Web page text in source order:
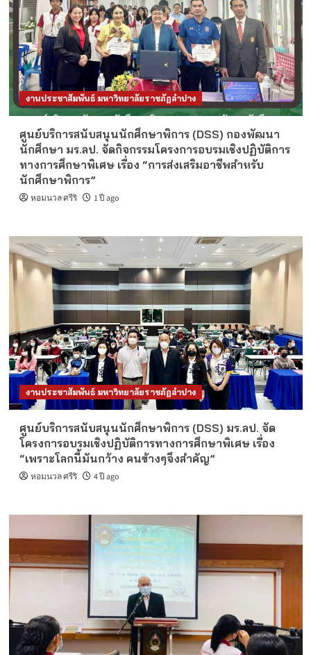
งานประชาสัมพันธ์ มหาวิทยาลัยราชภัฏลำปาง
ศูนย์บริการสนับสนุนนักศึกษาพิการ (DSS) กองพัฒนา
นักศึกษา มร.ลป. จัดกิจกรรมโครงการอบรมเชิงปฏิบัติการ
ทางการศึกษาพิเศษ เรื่อง “การส่งเสริมอาชีพสำหรับ
นักศึกษาพิการ”
หอมนวล ศรีริ 1 ปี ago
งานประชาสัมพันธ์ มหาวิทยาลัยราชภัฏลำปาง
ศูนย์บริการสนับสนุนนักศึกษาพิการ (DSS) มร.ลป. จัด
โครงการอบรมเชิงปฏิบัติการทางการศึกษาพิเศษ เรื่อง
“เพราะโลกนี้มันกว้าง คนข้างๆจึงสำคัญ”
หอมนวล ศรีริ 4 ปี ago